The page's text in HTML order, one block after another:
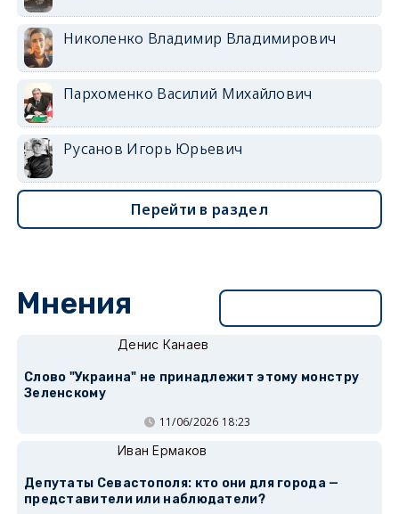
Николенко Владимир Владимирович
Пархоменко Василий Михайлович
Русанов Игорь Юрьевич
Перейти в раздел
Мнения
Денис Канаев
Слово "Украина" не принадлежит этому монстру
Зеленскому
11/06/2026 18:23
Иван Ермаков
Депутаты Севастополя: кто они для города —
представители или наблюдатели?